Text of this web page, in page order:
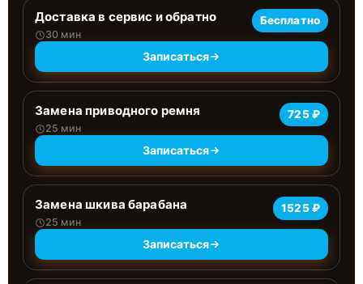
Доставка в сервис и обратно
30 мин
Бесплатно
Записаться
Замена приводного ремня
25 мин
725 ₽
Записаться
Замена шкива барабана
25 мин
1525 ₽
Записаться